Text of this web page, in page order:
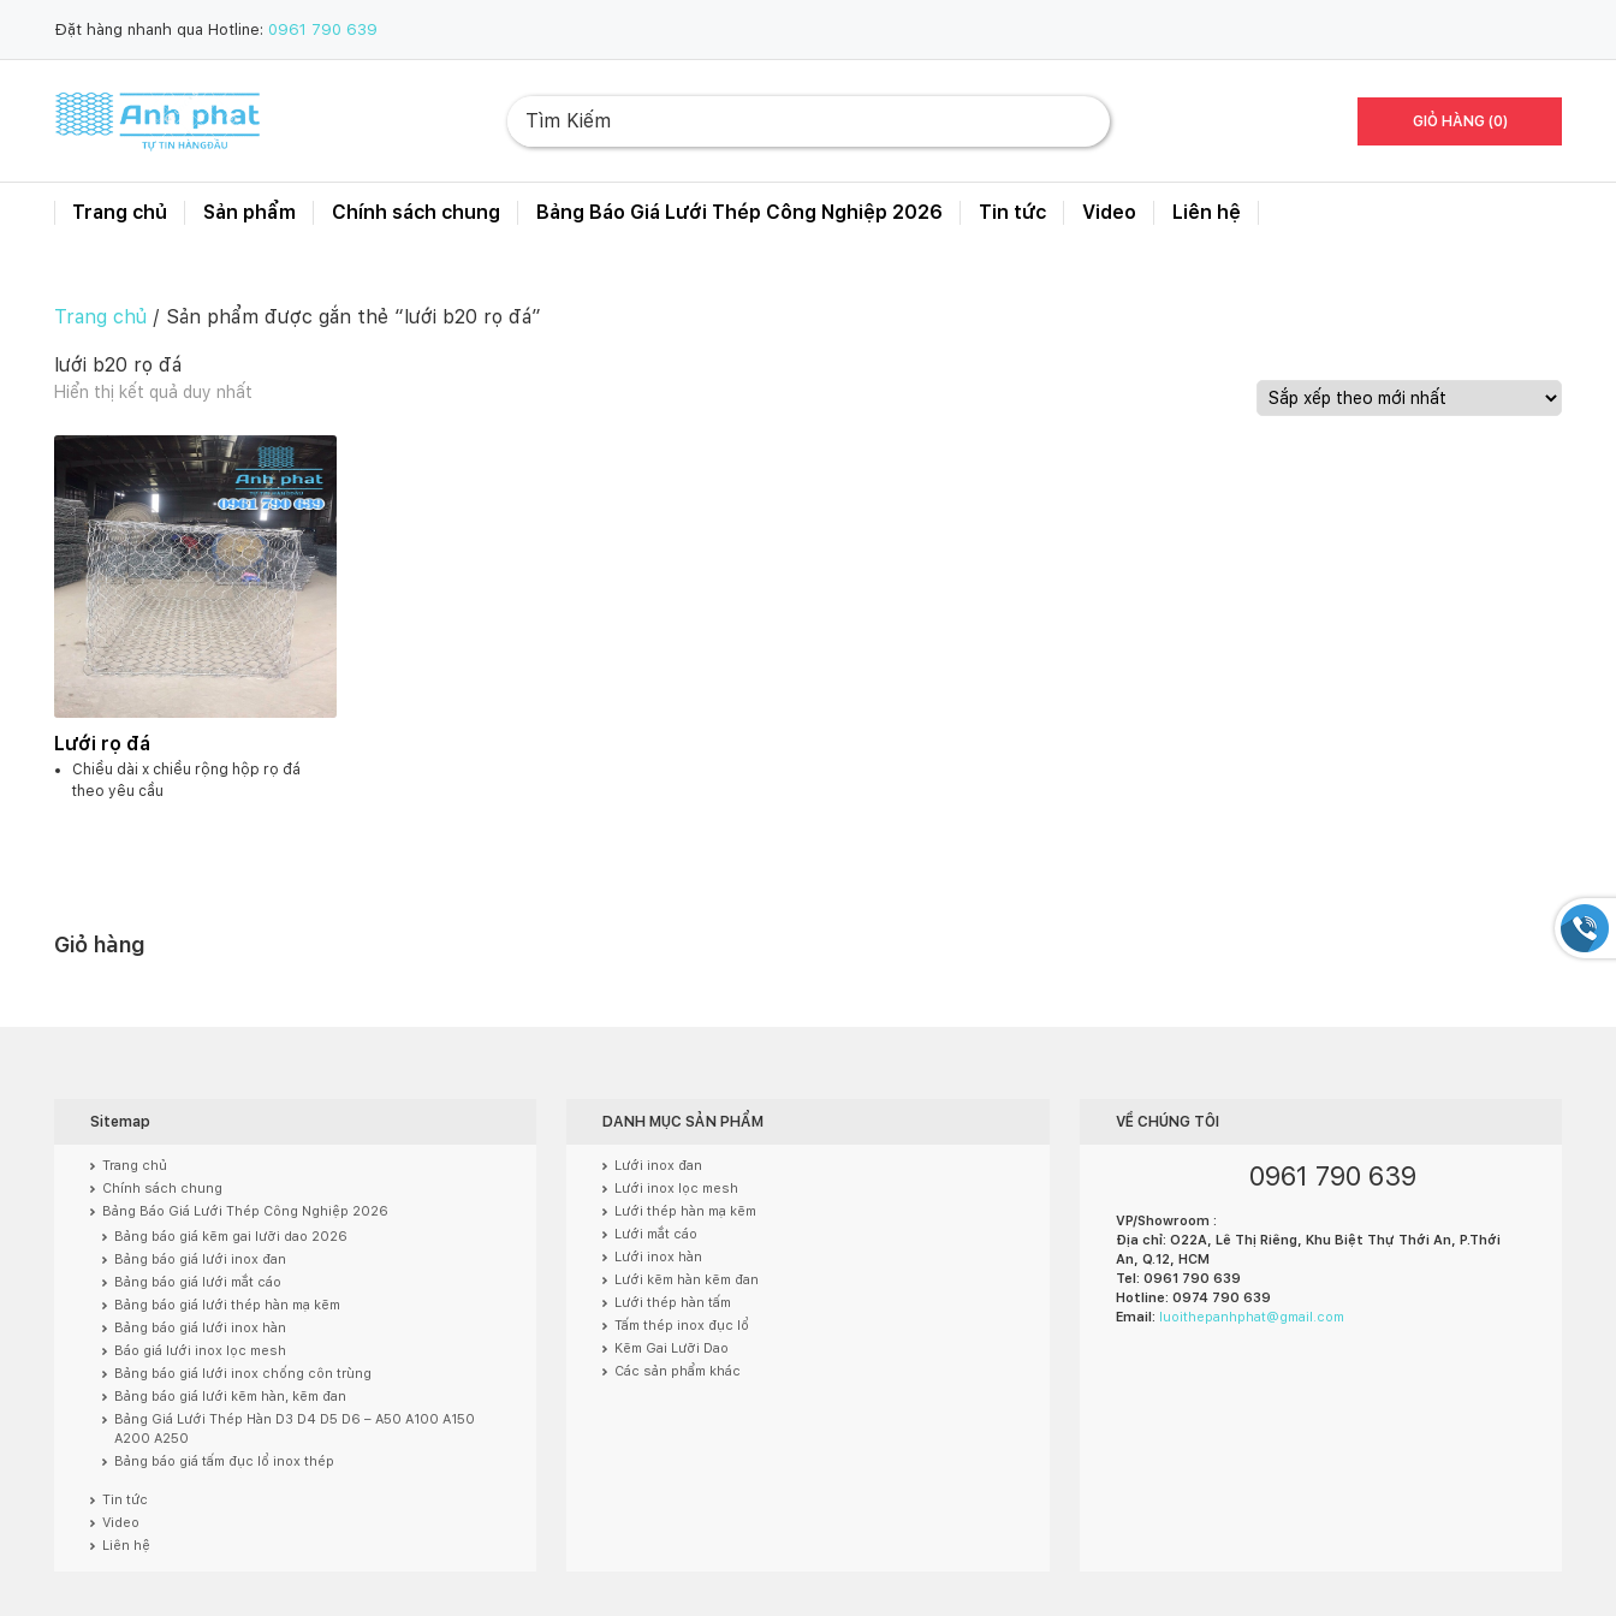
Đặt hàng nhanh qua Hotline: 0961 790 639
GIỎ HÀNG (0)
Trang chủ Sản phẩm Chính sách chung Bảng Báo Giá Lưới Thép Công Nghiệp 2026 Tin tức Video Liên hệ
Trang chủ / Sản phẩm được gắn thẻ “lưới b20 rọ đá”
lưới b20 rọ đá
Hiển thị kết quả duy nhất
Lưới rọ đá
Chiều dài x chiều rộng hộp rọ đá
theo yêu cầu
Giỏ hàng
Sitemap
Trang chủ
Chính sách chung
Bảng Báo Giá Lưới Thép Công Nghiệp 2026
Bảng báo giá kẽm gai lưỡi dao 2026
Bảng báo giá lưới inox đan
Bảng báo giá lưới mắt cáo
Bảng báo giá lưới thép hàn mạ kẽm
Bảng báo giá lưới inox hàn
Báo giá lưới inox lọc mesh
Bảng báo giá lưới inox chống côn trùng
Bảng báo giá lưới kẽm hàn, kẽm đan
Bảng Giá Lưới Thép Hàn D3 D4 D5 D6 – A50 A100 A150
A200 A250
Bảng báo giá tấm đục lổ inox thép
Tin tức
Video
Liên hệ
DANH MỤC SẢN PHẨM
Lưới inox đan
Lưới inox lọc mesh
Lưới thép hàn mạ kẽm
Lưới mắt cáo
Lưới inox hàn
Lưới kẽm hàn kẽm đan
Lưới thép hàn tấm
Tấm thép inox đục lổ
Kẽm Gai Lưỡi Dao
Các sản phẩm khác
VỀ CHÚNG TÔI
0961 790 639
VP/Showroom :
Địa chỉ: O22A, Lê Thị Riêng, Khu Biệt Thự Thới An, P.Thới
An, Q.12, HCM
Tel: 0961 790 639
Hotline: 0974 790 639
Email:
luoithepanhphat@gmail.com